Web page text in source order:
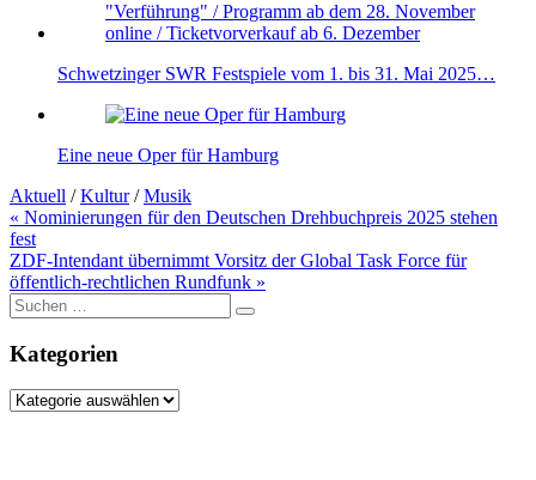
Schwetzinger SWR Festspiele vom 1. bis 31. Mai 2025…
Eine neue Oper für Hamburg
Aktuell /Kultur/Musik
Beitragsnavigation
« Nominierungen für den Deutschen Drehbuchpreis 2025 stehen
fest
ZDF-Intendant übernimmt Vorsitz der Global Task Force für
öffentlich-rechtlichen Rundfunk »
Suche
nach:
Kategorien
Kategorien